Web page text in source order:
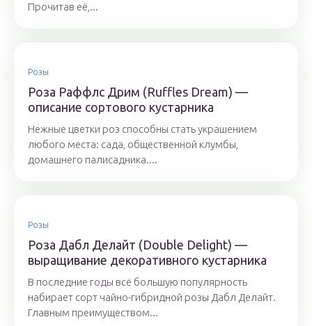
Прочитав её,...
Розы
Роза Раффлс Дрим (Ruffles Dream) —
описание сортового кустарника
Нежные цветки роз способны стать украшением
любого места: сада, общественной клумбы,
домашнего палисадника....
Розы
Роза Дабл Делайт (Double Delight) —
выращивание декоративного кустарника
В последние годы всё большую популярность
набирает сорт чайно-гибридной розы Дабл Делайт.
Главным преимуществом...